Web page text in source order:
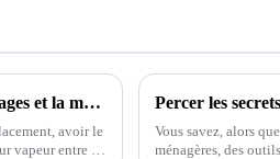
Comment choisir le meilleur mini fer à vapeur pour les voyages et la maison
avoir le
vapeur entre en
Vous savez, alors
ménagères, des